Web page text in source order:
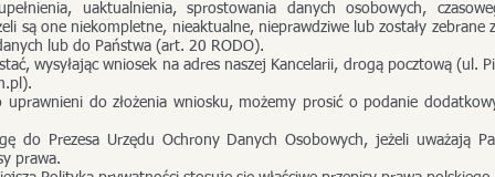
uaktualnienia, sprostowania danych osobowych,
są one niekompletne, nieaktualne, nieprawdziwe lub zostały zebrane
lub do Państwa (art. 20 RODO).
wysyłając wniosek na adres naszej Kancelarii, drogą pocztową (ul.
uprawnieni do złożenia wniosku, możemy prosić o podanie
do Prezesa Urzędu Ochrony Danych Osobowych, jeżeli uważają
prawa.